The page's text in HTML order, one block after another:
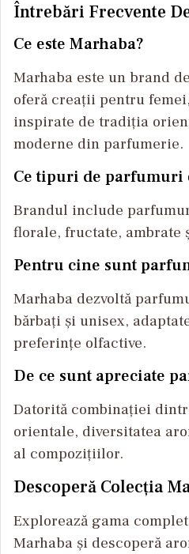
Întrebări Frecvente
Ce este Marhaba?
Marhaba este un brand
oferă creații pentru
inspirate de tradiția
moderne din parfumerie.
Ce tipuri de parfumuri
Brandul include
florale, fructate, ambrate
Pentru cine sunt
Marhaba dezvoltă
bărbați și unisex,
preferințe olfactive.
De ce sunt apreciate
Datorită combinației
orientale, diversitatea
al compozițiilor.
Descoperă Colecția
Explorează gama
Marhaba și descoperă